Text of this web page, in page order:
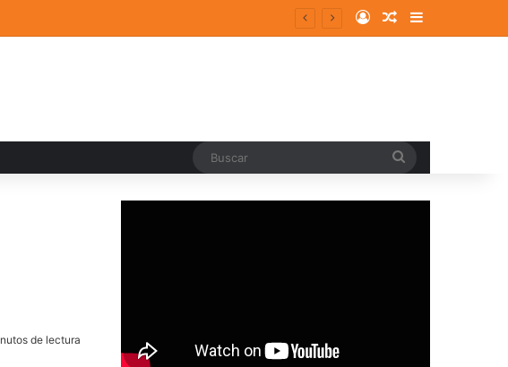
artistas emergentes y consolidados Log InRandom Article
Sidebar
de lectura